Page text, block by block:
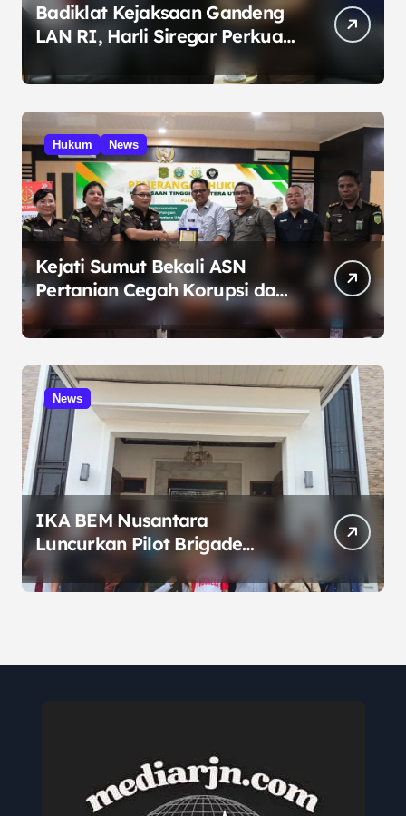
Badiklat Kejaksaan Gandeng
LAN RI, Harli Siregar Perkuat
SDM Penegak Hukum
Hukum News
Kejati Sumut Bekali ASN
Pertanian Cegah Korupsi dan
Bijak Bermedia Sosial
News
IKA BEM Nusantara
Luncurkan Pilot Brigade
Pangan di Bekasi, Target IP
Naik Jadi 300